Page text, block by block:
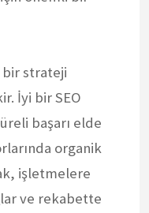
bir strateji
İyi bir SEO
başarı elde
organik
işletmelere
ve rekabette